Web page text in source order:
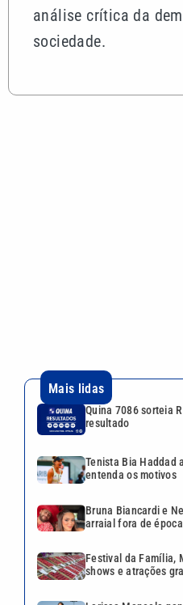
análise crítica da
sociedade.
shows e atrações
Larissa Manoela
após recurso ser
VEJA TAMBÉM